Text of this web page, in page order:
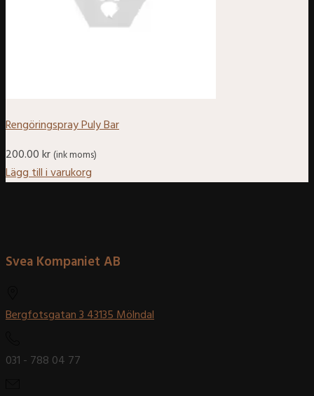
Rengöringspray Puly Bar
200.00kr (ink moms)
Lägg till i varukorg
Svea Kompaniet AB
Bergfotsgatan 3 43135 Mölndal
031 - 788 04 77